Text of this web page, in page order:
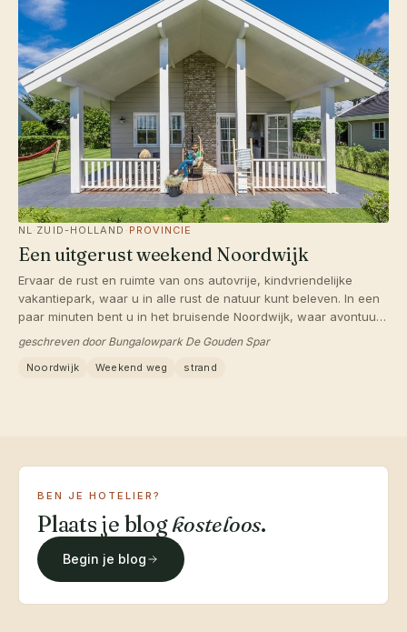
NL· ZUID-HOLLAND · PROVINCIE
Een uitgerust weekend Noordwijk
Ervaar de rust en ruimte van ons autovrije, kindvriendelijke
vakantiepark, waar u in alle rust de natuur kunt beleven. In een
paar minuten bent u in het bruisende Noordwijk, waar avontuur
en plezier op u wachten. De ideale plek voor ontspanning,
plezier en avontuur!
geschreven door Bungalowpark De Gouden Spar
Noordwijk Weekend weg strand
BEN JE HOTELIER?
Plaats je blogkosteloos.
Begin je blog